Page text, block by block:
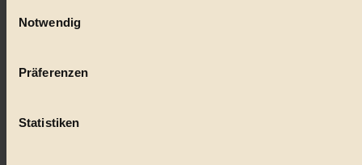
Wenn Sie es erlauben, würden wir auch gerne:
Ihr Gerät durch aktives Scannen nach bestimmten
Erfahren Sie mehr darüber, wie Ihre persönlichen Daten
Notwendig
Präferenzen
Statistiken
Social Media
Folge uns auf Instagram